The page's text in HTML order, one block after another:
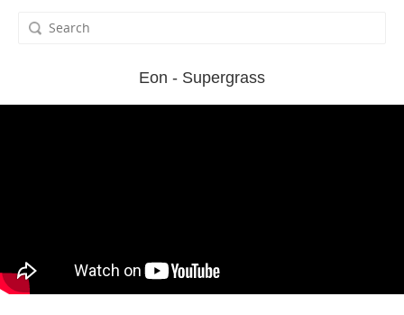
Eon - Supergrass